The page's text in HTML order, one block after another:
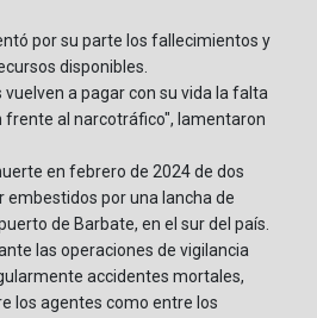
por su parte los fallecimientos y
disponibles.
a pagar con su vida la falta
frente al narcotráfico", lamentaron
en febrero de 2024 de dos
embestidos por una lancha de
de Barbate, en el sur del país.
las operaciones de vigilancia
accidentes mortales,
los agentes como entre los